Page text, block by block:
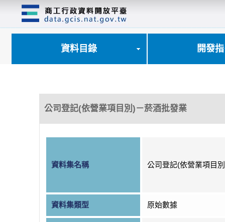
資料目錄 開發
公司登記(依營業項目別)－菸酒批發業
資料集名稱 公司登記(依營業項目
資料集類型 原始數據